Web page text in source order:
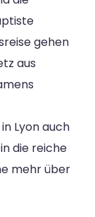
gehen
aus
Lyon auch
die reiche
mehr über